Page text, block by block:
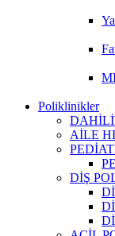
Poliklinikler
AİLE
DİŞ